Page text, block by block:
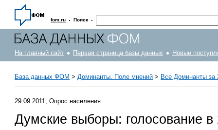
fom.ru · Поиск ·
На главный сайт Первая страница базы данных Новые
База данных ФОМ > Доминанты. Поле мнений > Все Доминанты за
29.09.2011, Опрос населения
Думские выборы: голосование в